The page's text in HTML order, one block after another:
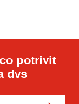
potrivit
dvs